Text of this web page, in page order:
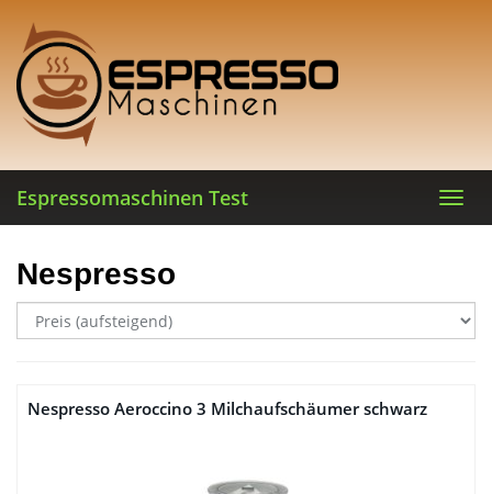
main
content
Espressomaschinen Test
Nespresso
Nespresso Aeroccino 3 Milchaufschäumer schwarz